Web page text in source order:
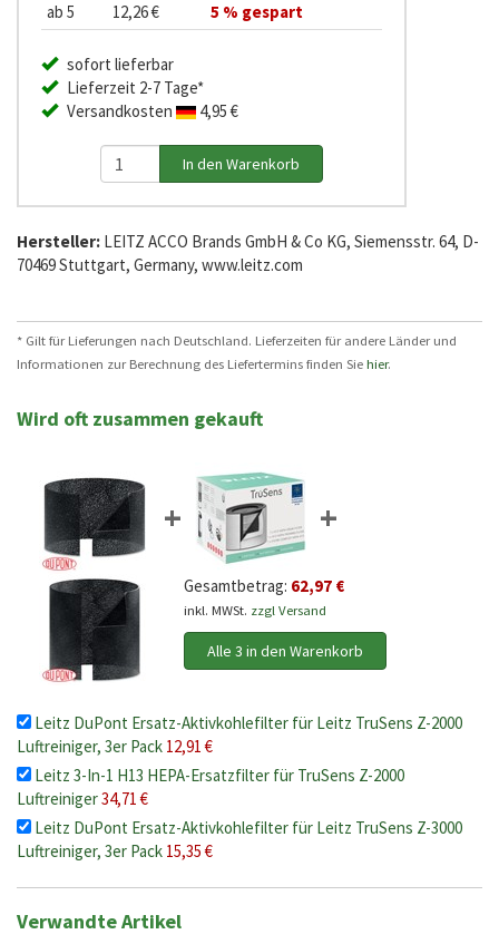
ab 5
12,26 € 5 % gespart
sofort lieferbar
Lieferzeit 2-7 Tage*
Versandkosten
4,95 €
Hersteller: LEITZ ACCO Brands GmbH & Co KG, Siemensstr. 64, D-
70469 Stuttgart, Germany, www.leitz.com
* Gilt für Lieferungen nach Deutschland. Lieferzeiten für andere Länder und
Informationen zur Berechnung des Liefertermins finden Siehier.
Wird oft zusammen gekauft
+ +
Gesamtbetrag: 62,97 €
inkl. MWSt. zzgl Versand
Alle 3 in den Warenkorb
Leitz DuPont Ersatz-Aktivkohlefilter für Leitz TruSens Z-2000
Luftreiniger, 3er Pack 12,91 €
Leitz 3-In-1 H13 HEPA-Ersatzfilter für TruSens Z-2000
Luftreiniger34,71 €
Leitz DuPont Ersatz-Aktivkohlefilter für Leitz TruSens Z-3000
Luftreiniger, 3er Pack 15,35 €
Verwandte Artikel